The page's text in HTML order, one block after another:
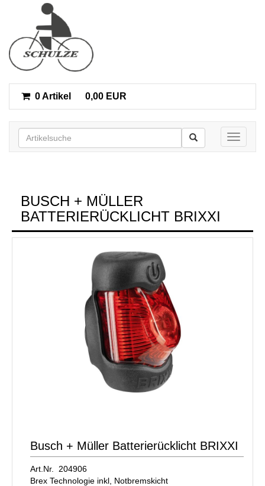
0 Artikel 0,00 EUR
Toggle
BUSCH + MÜLLER
BATTERIERÜCKLICHT BRIXXI
Busch + Müller Batterierücklicht BRIXXI
Art.Nr. 204906
Brex Technologie inkl, Notbremskicht